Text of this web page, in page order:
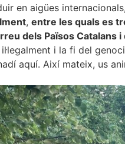
en aigües
, entre les quals es
dels Països
i la fi del
aquí. Així mateix, us